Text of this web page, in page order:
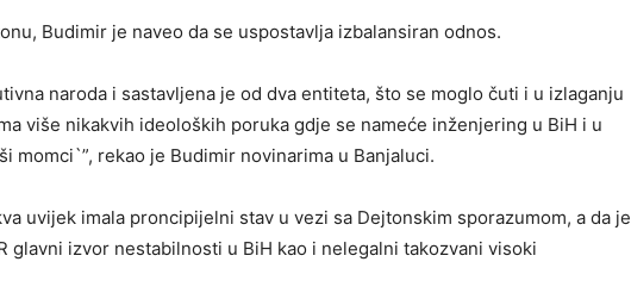
Budimir je naveo da se uspostavlja izbalansiran odnos.
naroda i sastavljena je od dva entiteta, što se moglo čuti i u izlaganju
više nikakvih ideoloških poruka gdje se nameće inženjering u BiH i u
momci`”, rekao je Budimir novinarima u Banjaluci.
uvijek imala proncipijelni stav u vezi sa Dejtonskim sporazumom, a da je
glavni izvor nestabilnosti u BiH kao i nelegalni takozvani visoki